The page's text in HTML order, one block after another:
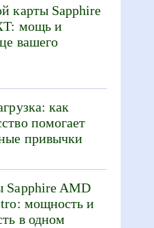
карты Sapphire
мощь и
вашего
как
помогает
привычки
Sapphire AMD
мощность и
в одном